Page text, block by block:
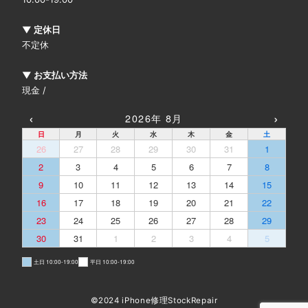
▼ 定休日
不定休
▼ お支払い方法
現金 /
‹ 2026年 8月 ›
日 月 火 水 木 金 土
26 27 28 29 30 31
1
2
3 4 5 6 7
8
9
10 11 12 13 14
15
16
17 18 19 20 21
22
23
24 25 26 27 28
29
30
31 1 2 3 4 5
土日 10:00-19:00 平日 10:00-19:00
©2024 iPhone修理StockRepair